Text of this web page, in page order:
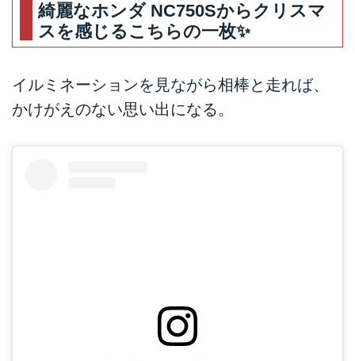
綺麗なホンダ NC750Sからクリスマ
スを感じるこちらの一枚✨
イルミネーションを見ながら相棒と走れば、
かけがえのない思い出になる。